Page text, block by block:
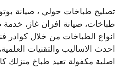
تصليح طباخات حولي ، صيانة
طباخات، صيانة افران غاز، خدمة
انواع الطباخات من خلال كوادر
احدث الاساليب والتقنيات
اصلية مكفولة تعيد طباخ منزلك